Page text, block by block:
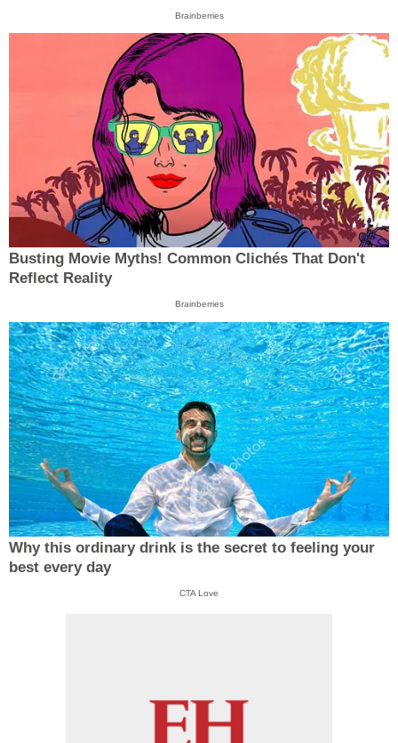
Brainberries
Busting Movie Myths! Common Clichés That Don't
Reflect Reality
Brainberries
Why this ordinary drink is the secret to feeling your
best every day
CTA Love